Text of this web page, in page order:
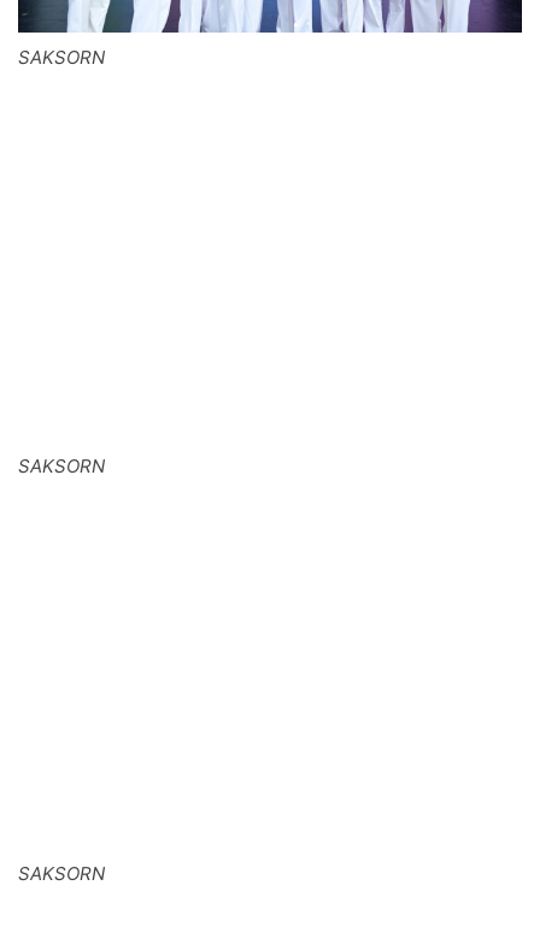
SAKSORN
SAKSORN
SAKSORN